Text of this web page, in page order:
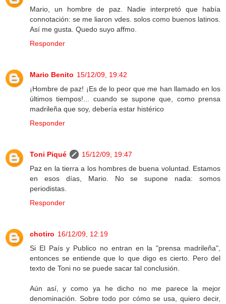
Mario, un hombre de paz. Nadie interpretó que había
connotación: se me liaron vdes. solos como buenos latinos.
Así me gusta. Quedo suyo affmo.
Responder
Mario Benito 15/12/09, 19:42
¡Hombre de paz! ¡Es de lo peor que me han llamado en los
últimos tiempos!... cuando se supone que, como prensa
madrileña que soy, debería estar histérico
Responder
Toni Piqué
15/12/09, 19:47
Paz en la tierra a los hombres de buena voluntad. Estamos
en esos días, Mario. No se supone nada: somos
periodistas.
Responder
chotiro 16/12/09, 12:19
Si El País y Publico no entran en la "prensa madrileña",
entonces se entiende que lo que digo es cierto. Pero del
texto de Toni no se puede sacar tal conclusión.
Aún así, y como ya he dicho no me parece la mejor
denominación. Sobre todo por cómo se usa, quiero decir,